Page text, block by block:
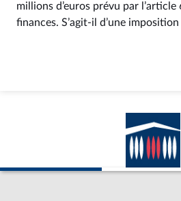
millions d’euros prévu par
finances. S’agit-il d’une